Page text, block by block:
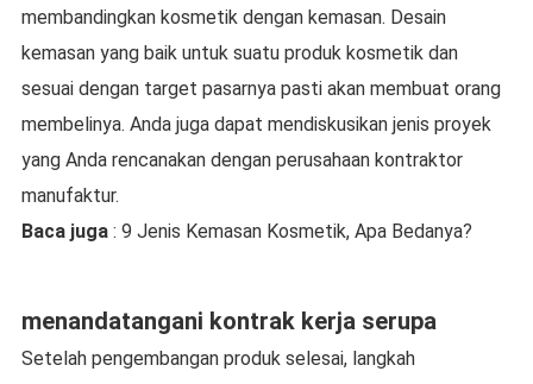
membandingkan kosmetik dengan kemasan. Desain
kemasan yang baik untuk suatu produk kosmetik dan
sesuai dengan target pasarnya pasti akan membuat orang
membelinya. Anda juga dapat mendiskusikan jenis proyek
yang Anda rencanakan dengan perusahaan kontraktor
manufaktur.
Baca juga: 9 Jenis Kemasan Kosmetik, Apa Bedanya?
menandatangani kontrak kerja serupa
Setelah pengembangan produk selesai, langkah